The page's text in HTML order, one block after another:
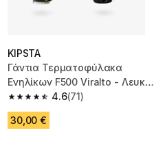
KIPSTA
Γάντια Τερματοφύλακα
Ενηλίκων F500 Viralto - Λευκό/
Μαύρο
4.6
4.6 out of 5 stars from 71
(71)
30,00 €